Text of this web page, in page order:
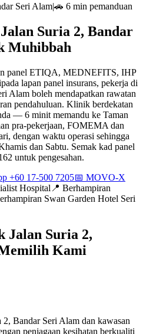
Seri Alam|🚗 6 min pemanduan
Suria 2, Bandar
Muhibbah
panel ETIQA, MEDNEFITS, IHP
lapan panel insurans, pekerja di
Alam boleh mendapatkan rawatan
pendahuluan. Klinik berdekatan
— 6 minit memandu ke Taman
pra-pekerjaan, FOMEMA dan
dengan waktu operasi sehingga
dan Sabtu. Semak kad panel
untuk pengesahan.
+60 17-500 7205📅 MOVO-X
Hospital 📍 Berhampiran
Swan Garden Hotel Seri
Jalan Suria 2,
Kami
Bandar Seri Alam dan kawasan
penjagaan kesihatan berkualiti